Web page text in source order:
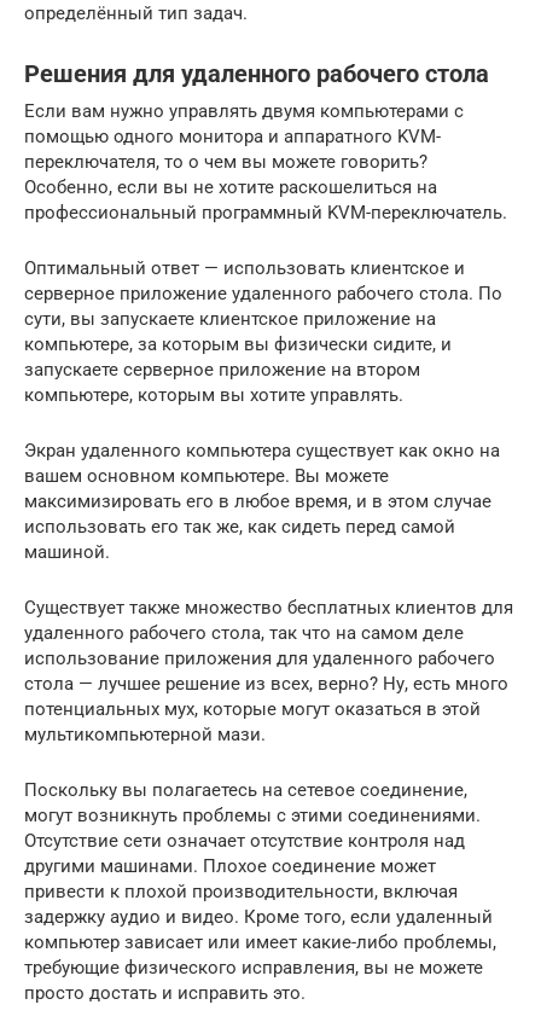
определённый тип задач.
Решения для удаленного рабочего стола
Если вам нужно управлять двумя компьютерами с
помощью одного монитора и аппаратного KVM-
переключателя, то о чем вы можете говорить?
Особенно, если вы не хотите раскошелиться на
профессиональный программный KVM-переключатель.
Оптимальный ответ — использовать клиентское и
серверное приложение удаленного рабочего стола. По
сути, вы запускаете клиентское приложение на
компьютере, за которым вы физически сидите, и
запускаете серверное приложение на втором
компьютере, которым вы хотите управлять.
Экран удаленного компьютера существует как окно на
вашем основном компьютере. Вы можете
максимизировать его в любое время, и в этом случае
использовать его так же, как сидеть перед самой
машиной.
Существует также множество бесплатных клиентов для
удаленного рабочего стола, так что на самом деле
использование приложения для удаленного рабочего
стола — лучшее решение из всех, верно? Ну, есть много
потенциальных мух, которые могут оказаться в этой
мультикомпьютерной мази.
Поскольку вы полагаетесь на сетевое соединение,
могут возникнуть проблемы с этими соединениями.
Отсутствие сети означает отсутствие контроля над
другими машинами. Плохое соединение может
привести к плохой производительности, включая
задержку аудио и видео. Кроме того, если удаленный
компьютер зависает или имеет какие-либо проблемы,
требующие физического исправления, вы не можете
просто достать и исправить это.